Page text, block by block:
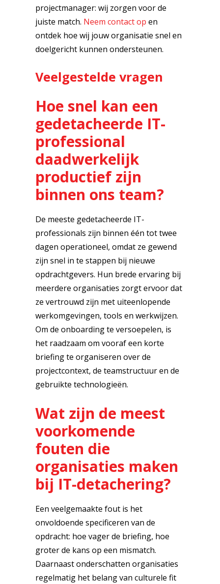
projectmanager: wij zorgen voor de
juiste match. Neem contact op en
ontdek hoe wij jouw organisatie snel en
doelgericht kunnen ondersteunen.
Veelgestelde vragen
Hoe snel kan een
gedetacheerde IT-
professional
daadwerkelijk
productief zijn
binnen ons team?
De meeste gedetacheerde IT-
professionals zijn binnen één tot twee
dagen operationeel, omdat ze gewend
zijn snel in te stappen bij nieuwe
opdrachtgevers. Hun brede ervaring bij
meerdere organisaties zorgt ervoor dat
ze vertrouwd zijn met uiteenlopende
werkomgevingen, tools en werkwijzen.
Om de onboarding te versoepelen, is
het raadzaam om vooraf een korte
briefing te organiseren over de
projectcontext, de teamstructuur en de
gebruikte technologieën.
Wat zijn de meest
voorkomende
fouten die
organisaties maken
bij IT-detachering?
Een veelgemaakte fout is het
onvoldoende specificeren van de
opdracht: hoe vager de briefing, hoe
groter de kans op een mismatch.
Daarnaast onderschatten organisaties
regelmatig het belang van culturele fit